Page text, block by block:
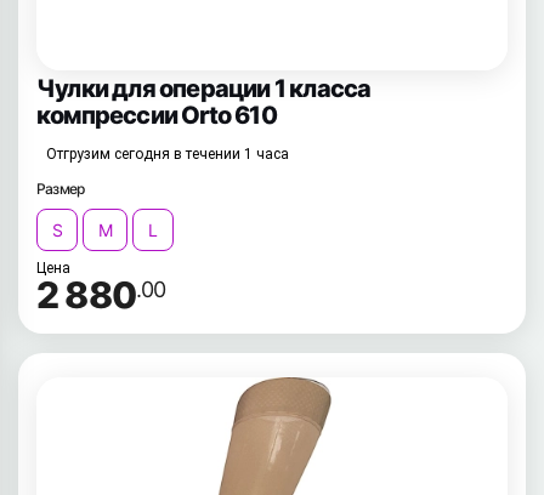
Чулки для операции 1 класса
компрессии Orto 610
Отгрузим сегодня в течении 1 часа
Размер
S M L
Цена
2 880.00